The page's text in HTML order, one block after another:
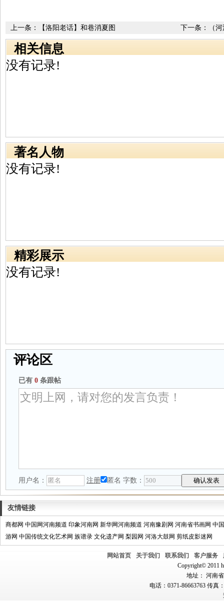
下一条：
（
一瞥
上一条： 【洛阳老话】和巷消夏图
相关信息
没有记录!
著名人物
没有记录!
精彩展示
没有记录!
评论区
已有 0 条跟帖
用户名： 注册 匿名 字数：
友情链接
商都网 中国网河南频道 印象河南网 新华网河南频道 河南豫剧网 河南省书画网 中
游网 中国传统文化艺术网 族谱录 文化遗产网 梨园网 河洛大鼓网 剪纸皮影迷网
网站首页 关于我们 联系我们 客户服务
Copyright© 2011
地址： 河南
电话：0371-86663763 传真